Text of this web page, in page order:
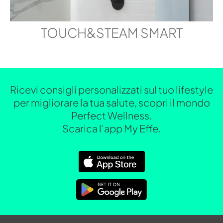
TOUCH&STEAM SMART
Ricevi consigli personalizzati sul tuo lifestyle
per migliorare la tua salute, scopri il mondo
Perfect Wellness.
Scarica l'app My Effe.